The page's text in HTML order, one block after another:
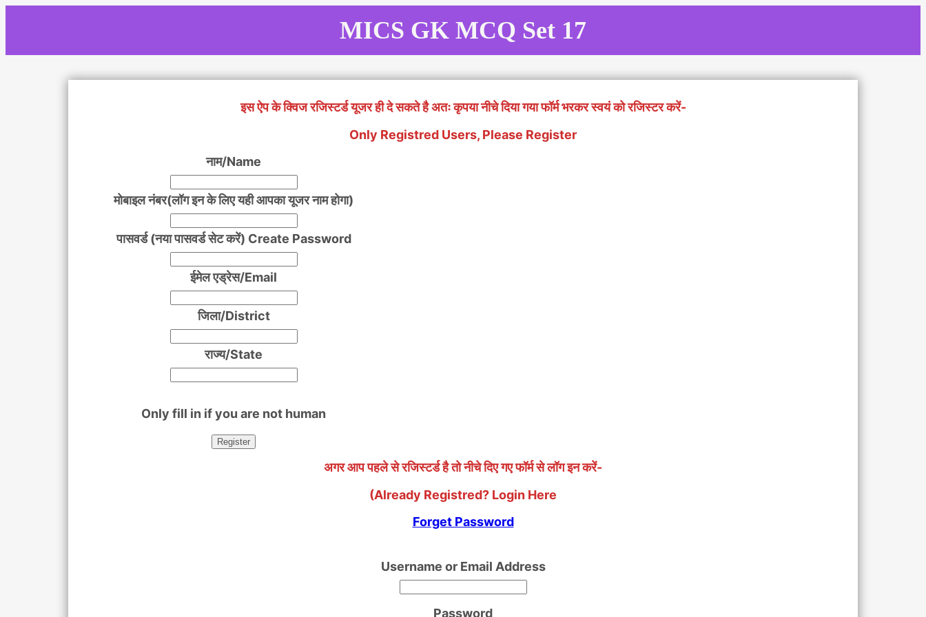
content
MICS GK MCQ Set 17
इस ऐप के क्विज रजिस्टर्ड यूजर ही दे सकते है अतः कृपया नीचे दिया गया फॉर्म भरकर स्वयं को रजिस्टर करें-
Only Registred Users, Please Register
नाम/Name
मोबाइल नंबर(लॉग इन के लिए यही आपका यूजर नाम होगा)
पासवर्ड (नया पासवर्ड सेट करें) Create Password
ईमेल एड्रेस/Email
जिला/District
राज्य/State
Only fill in if you are not human
अगर आप पहले से रजिस्टर्ड है तो नीचे दिए गए फॉर्म से लॉग इन करें-
(Already Registred? Login Here
Forget Password
Username or Email Address
Password